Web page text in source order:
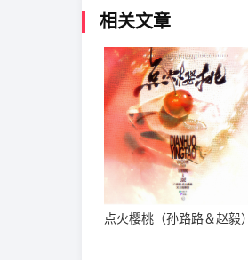
相关文章
点火樱桃（孙路路＆赵毅）